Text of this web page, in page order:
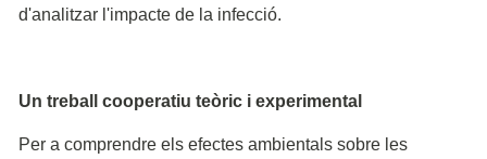
d'analitzar l'impacte de la infecció.
Un treball cooperatiu teòric i experimental
Per a comprendre els efectes ambientals sobre les